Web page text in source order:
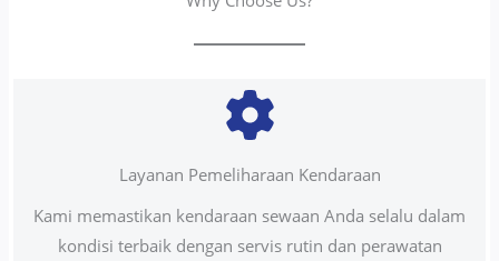
Layanan Pemeliharaan Kendaraan
Kami memastikan kendaraan sewaan Anda selalu dalam
kondisi terbaik dengan servis rutin dan perawatan